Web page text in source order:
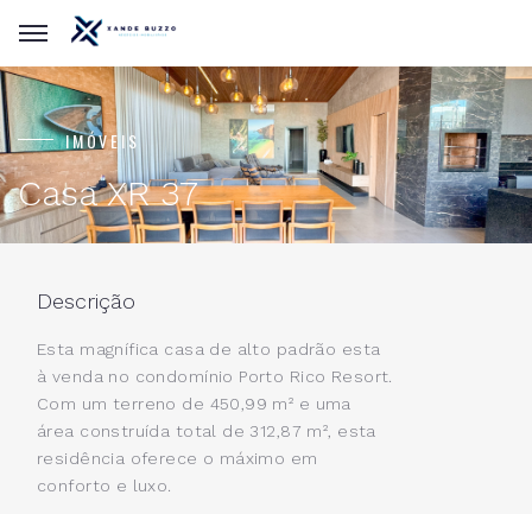
IMÓVEIS
Casa XR 37
Descrição
Esta magnífica casa de alto padrão esta
à venda no condomínio Porto Rico Resort.
Com um terreno de 450,99 m² e uma
área construída total de 312,87 m², esta
residência oferece o máximo em
conforto e luxo.